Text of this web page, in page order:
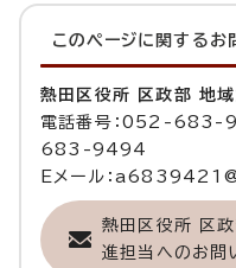
このページに関する お
熱田区役所 区政部 地
電話番号：052-683-
683-9494
Eメール：
熱田区役所 区
進担当へのお問